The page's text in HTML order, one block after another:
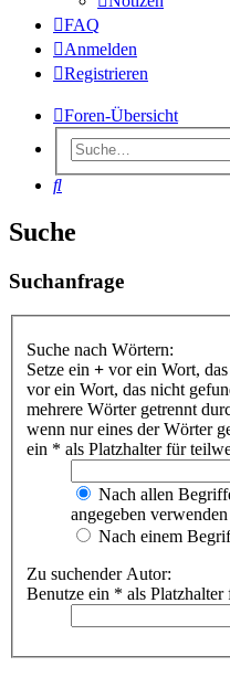
FAQ
Anmelden
Registrieren
Foren-Übersicht
Suche
Suche
Suchanfrage
Suche nach Wörtern:
Setze ein + vor ein Wort,
vor ein Wort, das nicht
mehrere Wörter getrennt
wenn nur eines der Wörter
ein * als Platzhalter für
Nach allen
angegeben verwenden
Nach einem
Zu suchender Autor:
Benutze ein * als